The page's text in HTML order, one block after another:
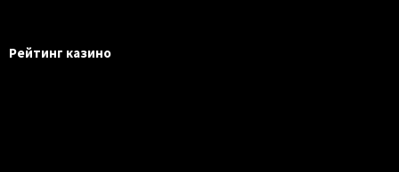
Рейтинг казино